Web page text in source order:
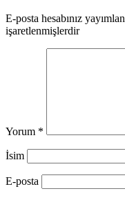
E-posta hesabınız
işaretlenmişlerdir
Yorum *
İsim
E-posta